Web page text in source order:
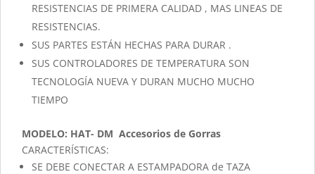
RESISTENCIAS DE PRIMERA CALIDAD , MAS LINEAS DE
RESISTENCIAS.
SUS PARTES ESTÁN HECHAS PARA DURAR .
SUS CONTROLADORES DE TEMPERATURA SON
TECNOLOGÍA NUEVA Y DURAN MUCHO MUCHO
TIEMPO
MODELO: HAT- DM Accesorios de Gorras
CARACTERÍSTICAS:
SE DEBE CONECTAR A ESTAMPADORA de TAZA